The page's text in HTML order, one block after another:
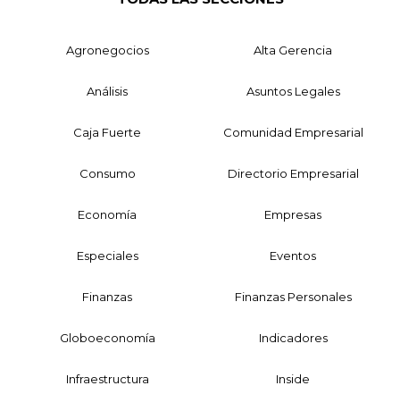
Agronegocios Alta Gerencia
Análisis Asuntos Legales
Caja Fuerte Comunidad Empresarial
Consumo Directorio Empresarial
Economía Empresas
Especiales Eventos
Finanzas Finanzas Personales
Globoeconomía Indicadores
Infraestructura Inside